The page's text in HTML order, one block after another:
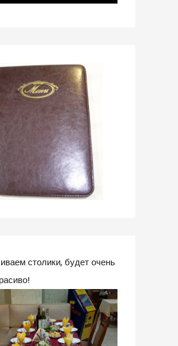
столики, будет очень